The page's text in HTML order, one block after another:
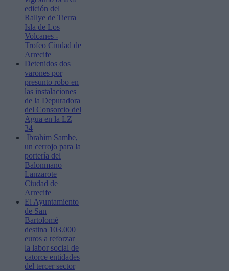
edición del
Rallye de Tierra
Isla de Los
Volcanes -
Trofeo Ciudad de
Arrecife
Detenidos dos
varones por
presunto robo en
las instalaciones
de la Depuradora
del Consorcio del
Agua en la LZ
34
Ibrahim Sambe,
un cerrojo para la
portería del
Balonmano
Lanzarote
Ciudad de
Arrecife
El Ayuntamiento
de San
Bartolomé
destina 103.000
euros a reforzar
la labor social de
catorce entidades
del tercer sector